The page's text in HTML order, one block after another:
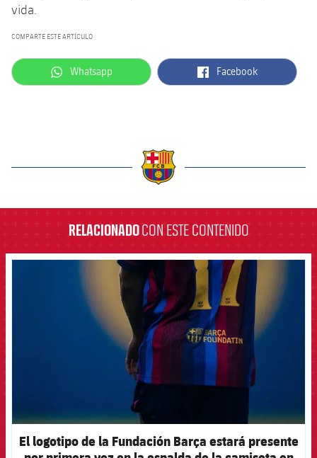
vida.
COMPARTE ESTE ARTÍCULO
label.aria.whatsapp
Whatsapp label.aria.facebook
Facebook
RELACIONADOCON ESTE CONTENIDO
FCB Barcelona badge
El logotipo de la Fundación Barça estará presente